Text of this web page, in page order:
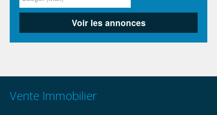
Vente Immobilier